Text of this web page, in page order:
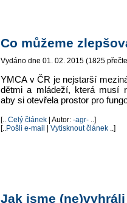
Co můžeme
Vydáno dne 01. 02. 2015 (1825
YMCA v ČR je nejstarší
dětmi a mládeží, která musí
aby si otevřela prostor pro
[.. Celý článek | Autor: -agr- ..]
[..Pošli e-mail Vytisknout článek ..]
Jak jsme